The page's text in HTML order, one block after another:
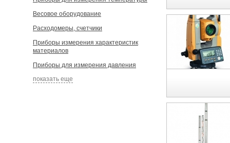
Весовое оборудование
Расходомеры, счетчики
Приборы измерения характеристик
материалов
Приборы для измерения давления
показать еще